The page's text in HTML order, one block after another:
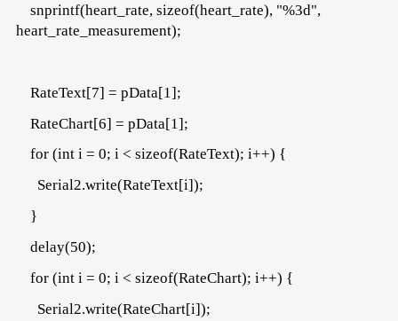
snprintf(heart_rate, sizeof(heart_rate), "%3d",
heart_rate_measurement);
RateText[7] = pData[1];
RateChart[6] = pData[1];
for (int i = 0; i < sizeof(RateText); i++) {
Serial2.write(RateText[i]);
}
delay(50);
for (int i = 0; i < sizeof(RateChart); i++) {
Serial2.write(RateChart[i]);